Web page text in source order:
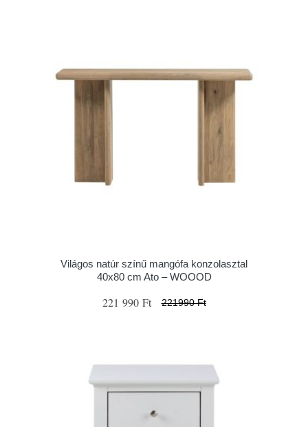
Világos natúr színű mangófa konzolasztal
40x80 cm Ato – WOOOD
221 990 Ft 221990 Ft